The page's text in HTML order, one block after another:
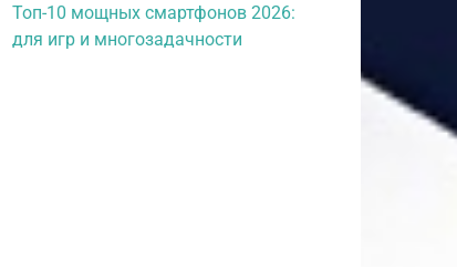
Топ-10 мощных смартфонов 2026:
для игр и многозадачности